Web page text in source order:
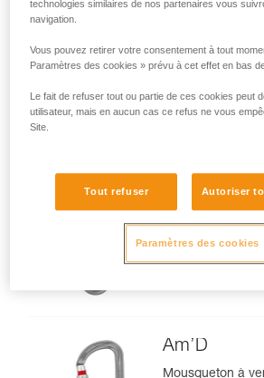
SPIRIT
VERTIGO
Am’D
Mousqueton à
technologies similaires de nos partenaires vous
navigation.
Vous pouvez retirer votre consentement à tout
Paramètres des cookies » prévu à cet effet en bas
Le fait de refuser tout ou partie de ces cookies peut
utilisateur, mais en aucun cas ce refus ne vous
Site.
Tout refuser Autoriser
Paramètres des cookies